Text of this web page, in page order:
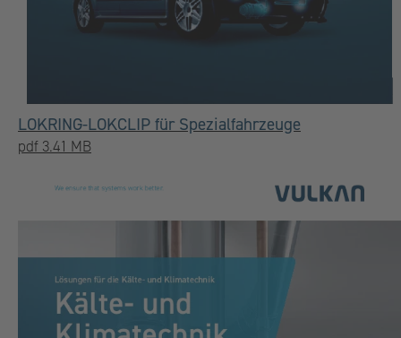
LOKRING-LOKCLIP für Spezialfahrzeuge
pdf 3.41 MB